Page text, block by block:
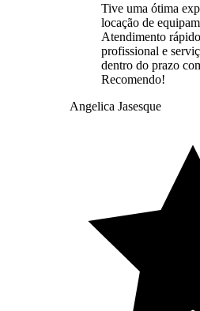
Tive uma ótima
locação de
Atendimento
profissional e
dentro do prazo
Recomendo!
Angelica Jasesque